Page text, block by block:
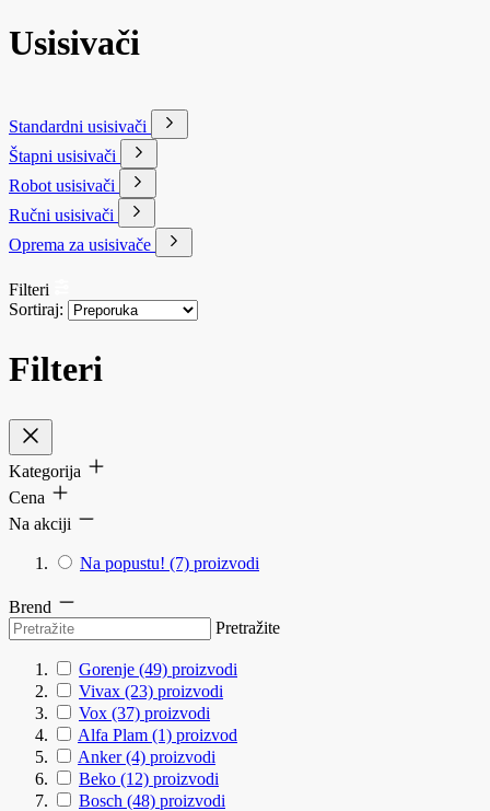
Usisivači
Standardni usisivači
Štapni usisivači
Robot usisivači
Ručni usisivači
Oprema za usisivače
Filteri
Sortiraj:
Filteri
Kategorija
Cena
Na akciji
Na popustu! (7) proizvodi
Brend
Pretražite
Gorenje (49) proizvodi
Vivax (23) proizvodi
Vox (37) proizvodi
Alfa Plam (1) proizvod
Anker (4) proizvodi
Beko (12) proizvodi
Bosch (48) proizvodi